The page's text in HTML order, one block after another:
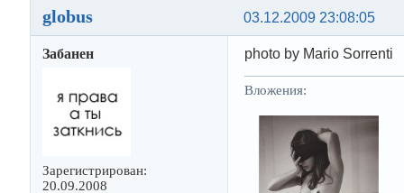
03.12.2009 23:08:05
globus
Забанен
Зарегистрирован:
20.09.2008
photo by Mario Sorrenti
Вложения: